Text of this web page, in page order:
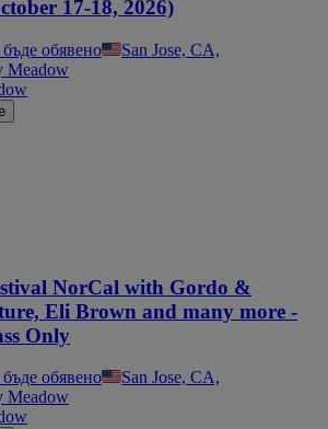
17-18, 2026)
обявено
San Jose, CA,
Meadow
NorCal with Gordo &
Eli Brown and many more -
Only
обявено
San Jose, CA,
Meadow